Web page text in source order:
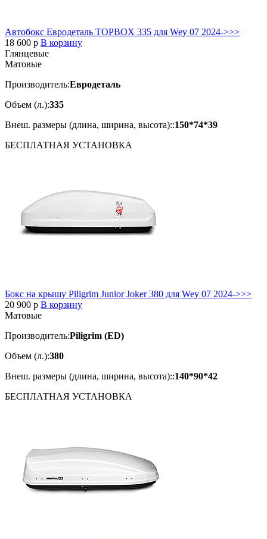
Автобокс Евродеталь TOPBOX 335 для Wey 07 2024->>>
18 600 p В корзину
Глянцевые
Матовые
Производитель:Евродеталь
Объем (л.):335
Внеш. размеры (длина, ширина, высота)::150*74*39
БЕСПЛАТНАЯ УСТАНОВКА
Бокс на крышу Piligrim Junior Joker 380 для Wey 07 2024->>>
20 900 p В корзину
Матовые
Производитель:Piligrim (ED)
Объем (л.):380
Внеш. размеры (длина, ширина, высота)::140*90*42
БЕСПЛАТНАЯ УСТАНОВКА